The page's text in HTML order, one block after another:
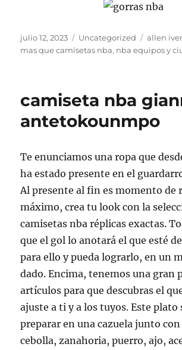
Publicado
el
julio 12, 2023 Categorías
Uncategorized allen
mas que camisetas nba, nba equipos y
camiseta nba
antetokounmpo
Te enunciamos una ropa que
ha estado presente en el
Al presente al fin es momento de
máximo, crea tu look con la
camisetas nba réplicas exactas.
que el gol lo anotará el que esté
para ello y pueda lograrlo, en un
dado. Encima, tenemos una gran
artículos para que descubras el
ajuste a ti y a los tuyos. Este plato
preparar en una cazuela junto
cebolla, zanahoria, puerro, ajo,